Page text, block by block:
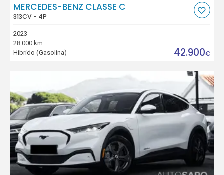
MERCEDES-BENZ CLASSE C
313CV - 4P
2023
28.000 km
Híbrido (Gasolina)
42.900€